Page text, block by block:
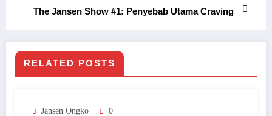
The Jansen Show #1: Penyebab Utama Craving
RELATED POSTS
Jansen Ongko 0